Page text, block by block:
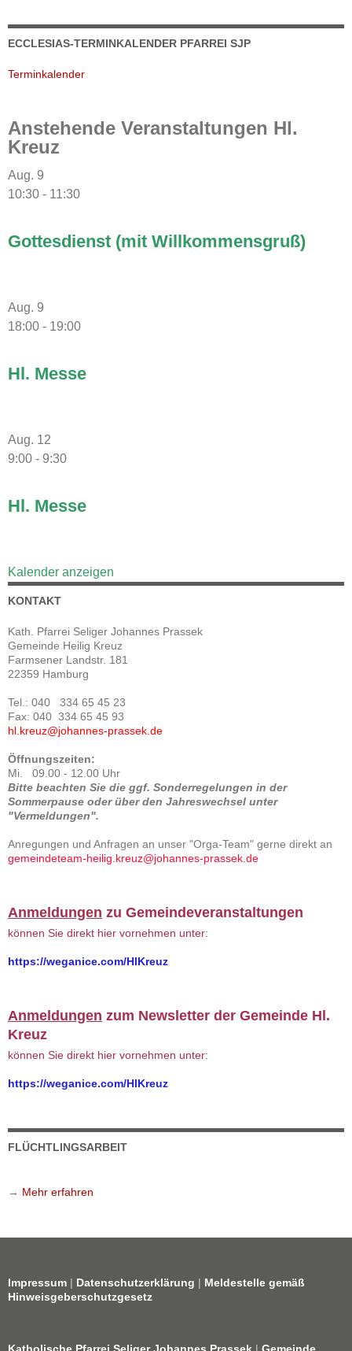
ECCLESIAS-TERMINKALENDER PFARREI SJP
Terminkalender
Anstehende Veranstaltungen Hl.
Kreuz
Aug. 9
10:30 - 11:30
Gottesdienst (mit Willkommensgruß)
Aug. 9
18:00 - 19:00
Hl. Messe
Aug. 12
9:00 - 9:30
Hl. Messe
Kalender anzeigen
KONTAKT
Kath. Pfarrei Seliger Johannes Prassek
Gemeinde Heilig Kreuz
Farmsener Landstr. 181
22359 Hamburg
Tel.: 040 334 65 45 23
Fax: 040 334 65 45 93
hl.kreuz@johannes-prassek.de
Öffnungszeiten:
Mi. 09.00 - 12.00 Uhr
Bitte beachten Sie die ggf. Sonderregelungen in der
Sommerpause oder über den Jahreswechsel unter
"Vermeldungen".
Anregungen und Anfragen an unser "Orga-Team" gerne direkt an
gemeindeteam-heilig.kreuz@johannes-prassek.de
Anmeldungen zu Gemeindeveranstaltungen
können Sie direkt hier vornehmen unter:
https://weganice.com/HlKreuz
Anmeldungen zum Newsletter der Gemeinde Hl.
Kreuz
können Sie direkt hier vornehmen unter:
https://weganice.com/HlKreuz
FLÜCHTLINGSARBEIT
→ Mehr erfahren
Impressum | Datenschutzerklärung | Meldestelle gemäß
Hinweisgeberschutzgesetz